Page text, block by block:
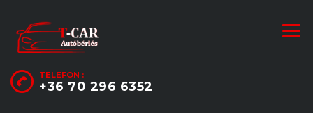
TELEFON :
+36 70 296 6352